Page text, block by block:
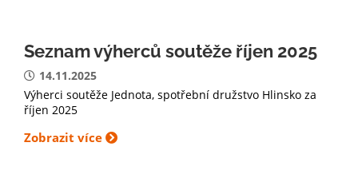
Seznam výherců soutěže říjen 2025
14.11.2025
Výherci soutěže Jednota, spotřební družstvo Hlinsko za
říjen 2025
Zobrazit více